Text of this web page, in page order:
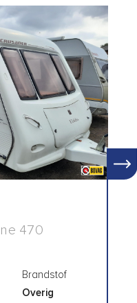
470
Brandstof
Overig